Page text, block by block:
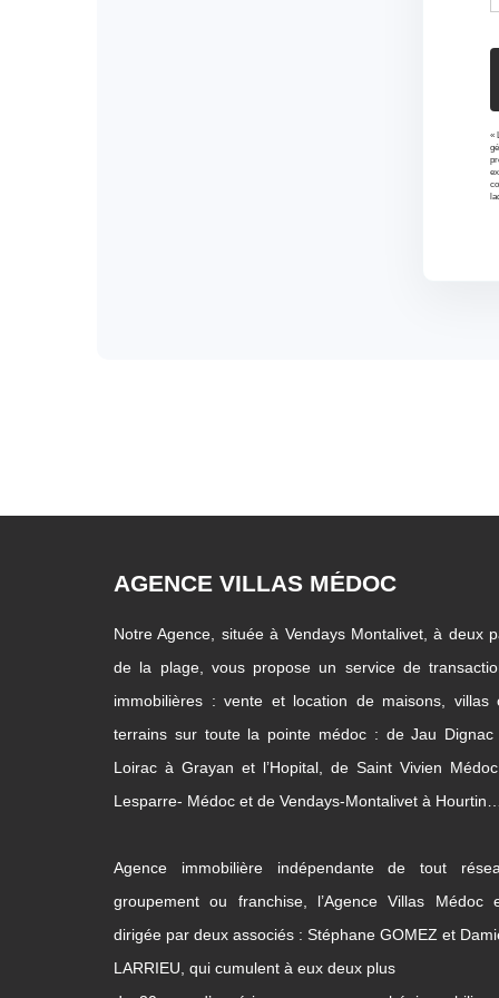
«
AGENCE VILLAS MÉDOC
Notre Agence, située à Vendays Montalivet, à deux
de la plage, vous propose un service de
immobilières : vente et location de maisons, villas
terrains sur toute la pointe médoc : de Jau Dignac
Loirac à Grayan et l’Hopital, de Saint Vivien
Lesparre- Médoc et de Vendays-Montalivet à
Agence immobilière indépendante de tout
groupement ou franchise, l’Agence Villas Médoc
dirigée par deux associés : Stéphane GOMEZ et
LARRIEU, qui cumulent à eux deux plus